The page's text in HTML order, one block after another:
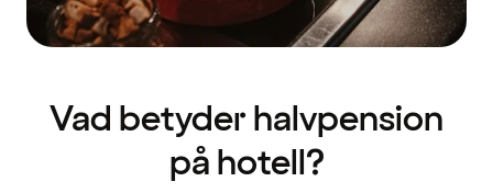
Vad betyder halvpension
på hotell?